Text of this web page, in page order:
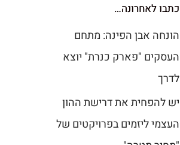
כתבו לאחרונה…
הונחה אבן הפינה: מתחם
העסקים "פארק כנרת" יוצא
לדרך
יש להפחית את דרישת ההון
העצמי ליזמים בפרויקטים של